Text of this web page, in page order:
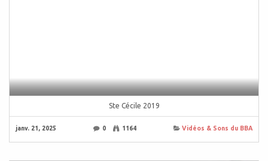
Ste Cécile 2019
janv. 21, 2025 0 1164 Vidéos & Sons du BBA